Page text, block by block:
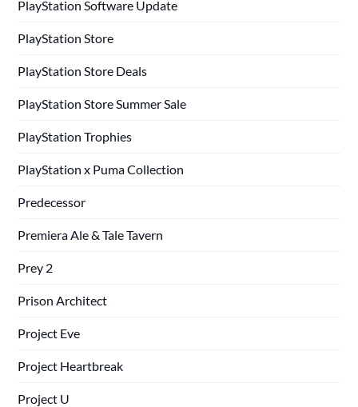
PlayStation Software Update
PlayStation Store
PlayStation Store Deals
PlayStation Store Summer Sale
PlayStation Trophies
PlayStation x Puma Collection
Predecessor
Premiera Ale & Tale Tavern
Prey 2
Prison Architect
Project Eve
Project Heartbreak
Project U